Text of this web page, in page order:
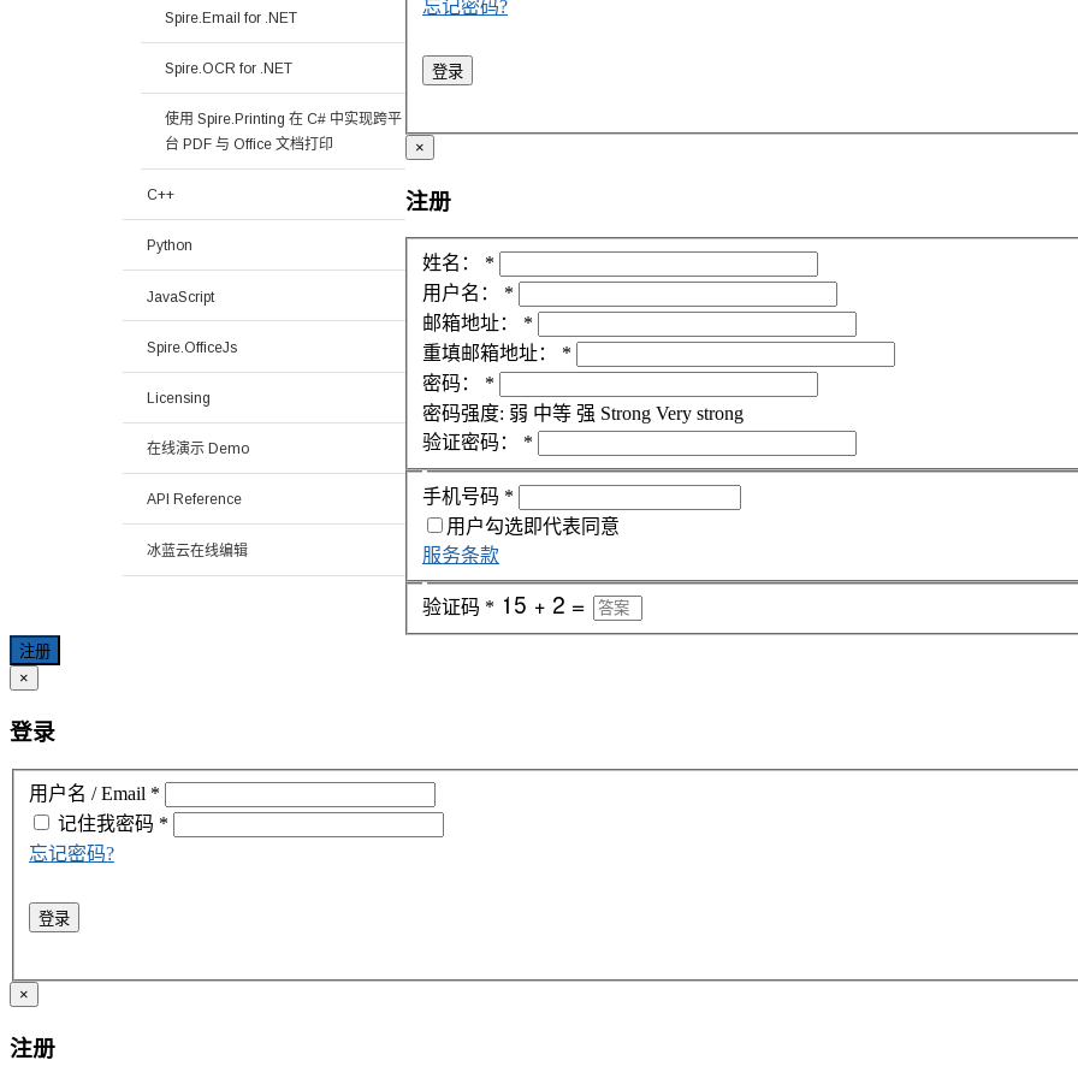
Spire.Email for .NET
Spire.OCR for .NET
使用 Spire.Printing 在 C# 中实现跨平
台 PDF 与 Office 文档打印
C++
Python
JavaScript
Spire.OfficeJs
Licensing
在线演示 Demo
API Reference
冰蓝云在线编辑
忘记密码?
登录
×
注册
姓名：
*
用户名：
*
邮箱地址：
*
重填邮箱地址：
*
密码：
*
密码强度: 弱 中等 强 Strong Very strong
验证密码：
*
手机号码 *
用户勾选即代表同意
服务条款
验证码 *
注册
×
登录
用户名 / Email *
密码 *
记住我
忘记密码?
登录
×
注册